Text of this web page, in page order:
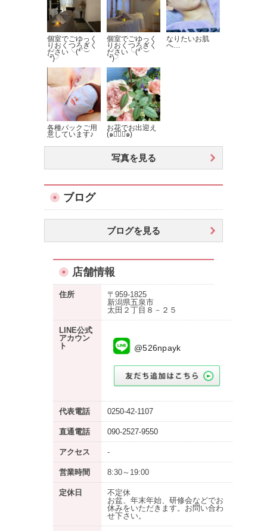
個室でごゆっく
りおくつろぎく
ださい╰(*´︶
`*)╯
個室でごゆっく
りおくつろぎく
ださい╰(*´︶
`*)╯
なりたいお肌
へ…
各種パックご用
意しています♪
お花でお出迎え
(๑・̑◡・̑๑)
写真を見る
ブログ
ブログを見る
店舗情報
住所
〒959-1825
新潟県五泉市
太田２丁目８－２５
LINE公式
アカウン
ト
@526npayk
代表電話 0250-42-1107
直通電話 090-2527-9550
アクセス -
営業時間 8:30～19:00
定休日
不定休
お盆、年末年始、研修会などでお
休みをいただきます。お問い合わ
せ下さい。